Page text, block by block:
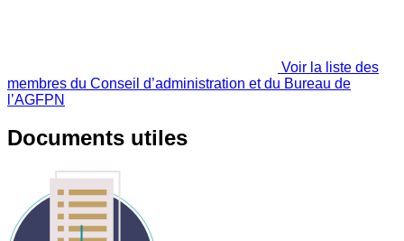
Voir la liste des
membres du Conseil d’administration et du Bureau de
l’AGFPN
Documents utiles